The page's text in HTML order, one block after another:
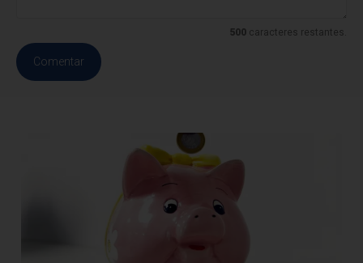
500caracteres restantes.
Comentar